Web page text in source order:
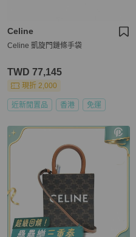
Celine
Celine 凱旋門鏈條手袋
TWD 77,145
現折 2,000
近新閒置品 香港 免運